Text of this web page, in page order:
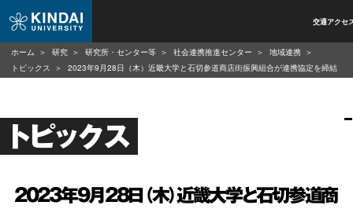
交通アクセ
トピックス
2023年9月28日（木）近畿大学と石切参道商
ホーム 研究 研究所・センター等 社会連携推進センター
地域連携
トピックス
2023年9月28日（木）近畿大学と石切参道商店街振興組合が連携協定を締結